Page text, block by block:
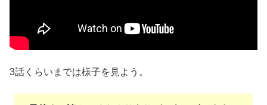
3話くらいまでは様子を見よう。